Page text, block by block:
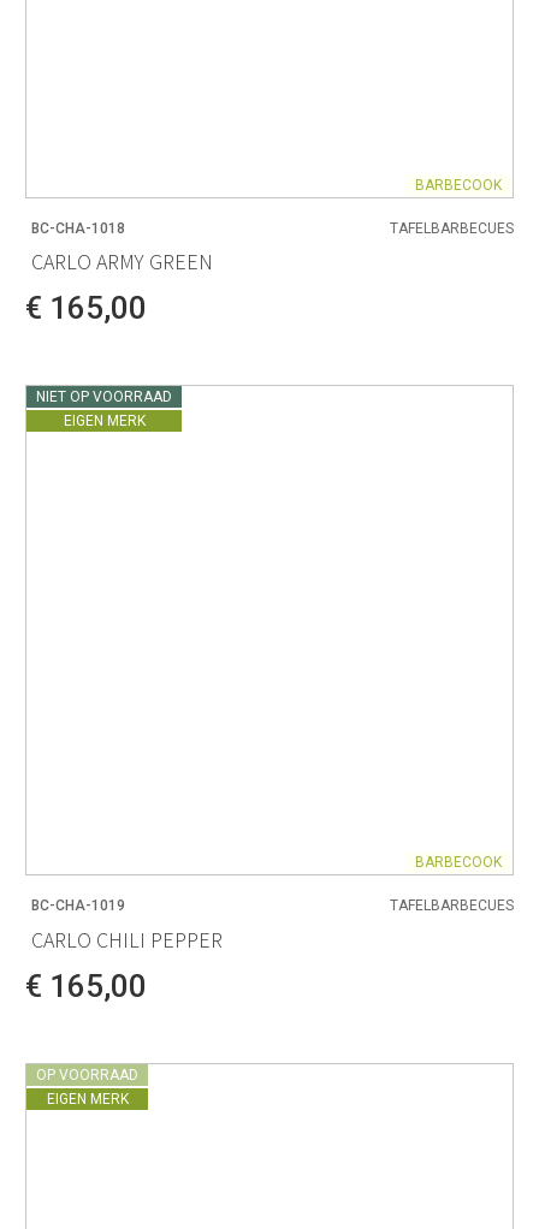
BARBECOOK
BC-CHA-1018 TAFELBARBECUES
CARLO ARMY GREEN
€ 165,00
NIET OP VOORRAAD
EIGEN MERK
BARBECOOK
BC-CHA-1019 TAFELBARBECUES
CARLO CHILI PEPPER
€ 165,00
OP VOORRAAD
EIGEN MERK